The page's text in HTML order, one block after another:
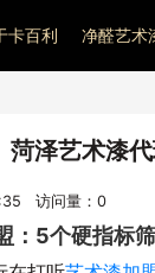
卡百利 净醛艺术
菏泽艺术漆
访问量： 0
：5个硬指标